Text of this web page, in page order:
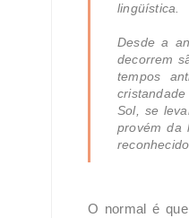
lingüística.
Desde a
decorrem
tempos
Sol, se
provém da
O normal é